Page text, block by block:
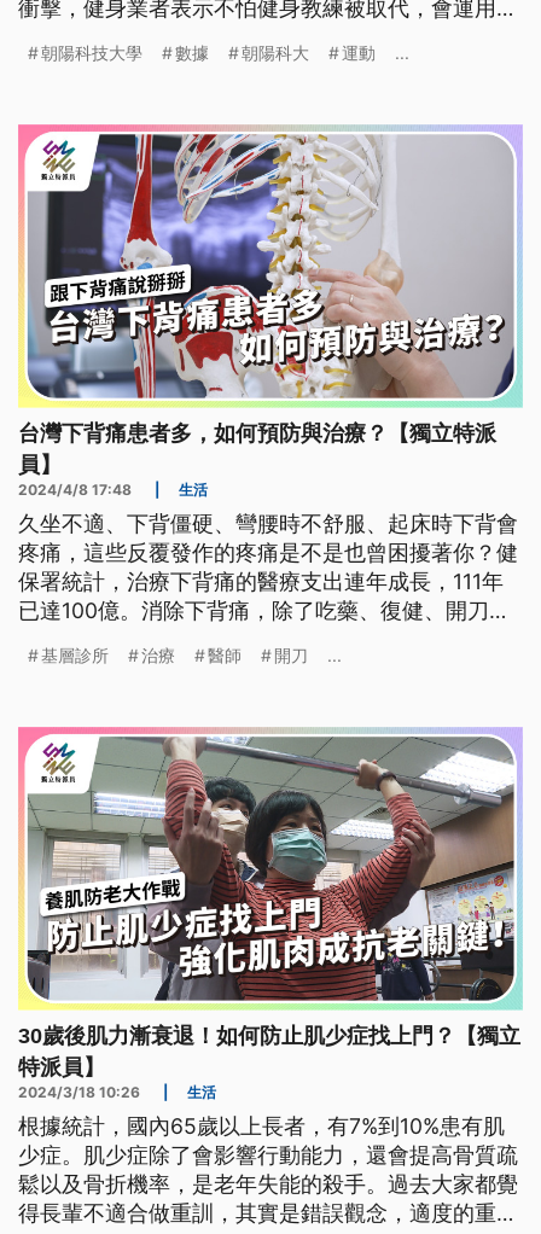
衝擊，健身業者表示不怕健身教練被取代，會運用相
朝陽科技大學 數據 朝陽科大 運動 ...
台灣下背痛患者多，如何預防與治療？【獨立特派
員】
2024/4/8 17:48 生活
久坐不適、下背僵硬、彎腰時不舒服、起床時下背會
疼痛，這些反覆發作的疼痛是不是也曾困擾著你？健
保署統計，治療下背痛的醫療支出連年成長，111年
已達100億。消除下背痛，除了吃藥、復健、開刀，
面對下背痛的挑戰？該如何進行治療？
基層診所 治療 醫師 開刀 ...
30歲後肌力漸衰退！如何防止肌少症找上門？【獨立
特派員】
2024/3/18 10:26 生活
根據統計，國內65歲以上長者，有7%到10%患有肌
少症。肌少症除了會影響行動能力，還會提高骨質疏
鬆以及骨折機率，是老年失能的殺手。過去大家都覺
得長輩不適合做重訓，其實是錯誤觀念，適度的重訓